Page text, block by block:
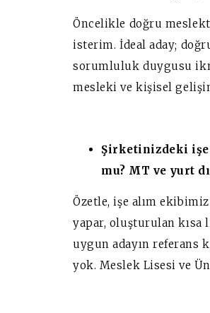
Öncelikle doğru
isterim. İdeal aday; d
sorumluluk duygusu
mesleki ve kişisel
Şirketinizdeki işe
mu? MT ve yurt
Özetle, işe alım
yapar, oluşturulan
uygun adayın
yok. Meslek Lisesi ve